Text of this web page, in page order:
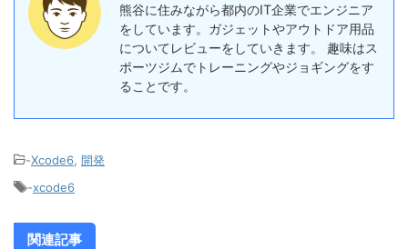
熊谷に住みながら都内のIT企業でエンジニア
をしています。ガジェットやアウトドア用品
についてレビューをしていきます。 趣味はス
ポーツジムでトレーニングやジョギングをす
ることです。
-Xcode6 開発
-xcode6
関連記事